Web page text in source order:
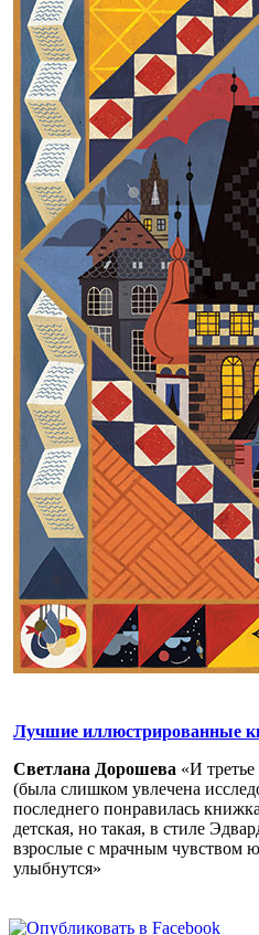
Лучшие иллюстрированные
Светлана Дорошева «И
(была слишком увлечена
последнего понравилась
детская, но такая, в стиле
взрослые с мрачным чувством
улыбнутся»